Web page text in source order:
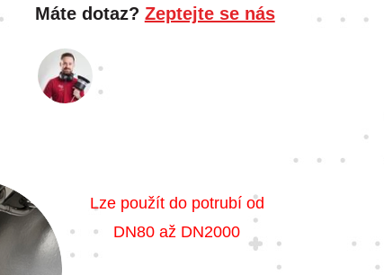
Máte dotaz? Zeptejte se nás
Lze použít do potrubí od
DN80 až DN2000